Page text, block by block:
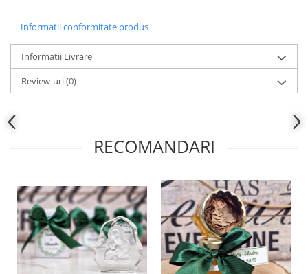
Informatii conformitate produs
Informatii Livrare
Review-uri(0)
RECOMANDARI